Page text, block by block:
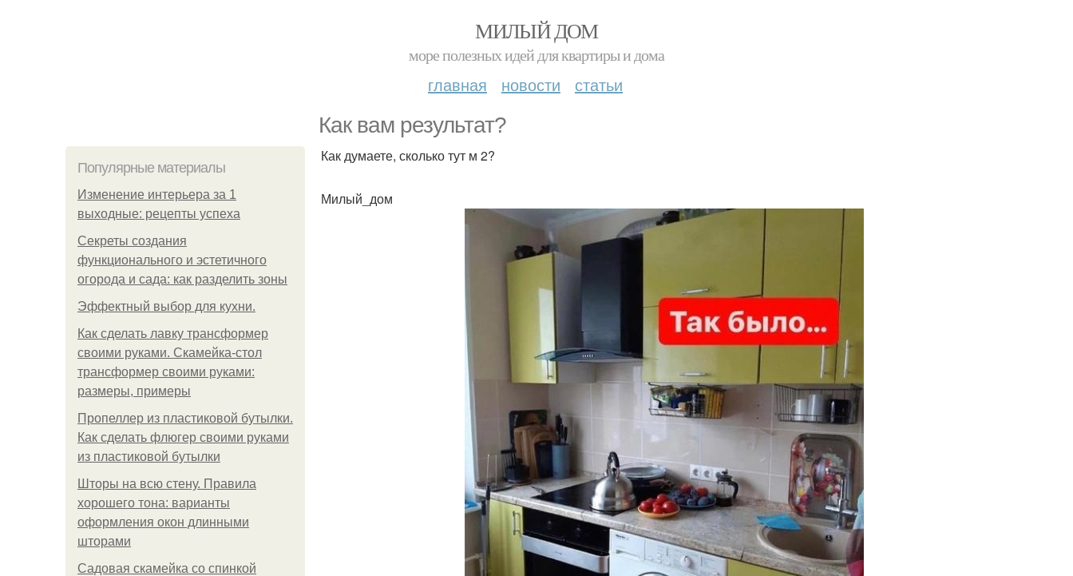
МИЛЫЙ ДОМ
море полезных идей для квартиры и дома
главная новости статьи
Как вам результат?
Популярные материалы
Изменение интерьера за 1
выходные: рецепты успеха
Секреты создания
функционального и эстетичного
огорода и сада: как разделить зоны
Эффектный выбор для кухни.
Как сделать лавку трансформер
своими руками. Скамейка-стол
трансформер своими руками:
размеры, примеры
Пропеллер из пластиковой бутылки.
Как сделать флюгер своими руками
из пластиковой бутылки
Шторы на всю стену. Правила
хорошего тона: варианты
оформления окон длинными
шторами
Садовая скамейка со спинкой
Как думаете, сколько тут м 2?
Милый_дом